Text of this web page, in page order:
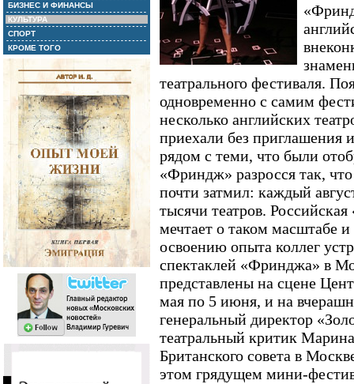
БИЗНЕС И ФИНАНСЫ
КУЛЬТУРА
СПОРТ
КРОМЕ ТОГО
театрального фестиваля.
одновременно с самим
несколько английских
приехали без приглашения
рядом с теми, что были
«Фриндж» разросся так,
почти затмил: каждый
тысячи театров.
мечтает о таком масштабе
освоению опыта коллег
спектаклей «Фринджа» в
представлены на сцене
мая по 5 июня, и на
генеральный директор
театральный критик
Британского совета в
этом грядущем мини-